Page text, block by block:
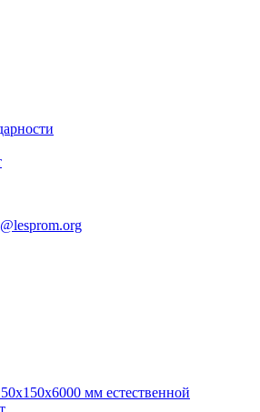
мм естественной